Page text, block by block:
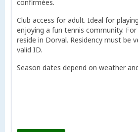
confirmées.
Club access for adult. Ideal for
enjoying a fun tennis community.
reside in Dorval. Residency must be
valid ID.
Season dates depend on weather